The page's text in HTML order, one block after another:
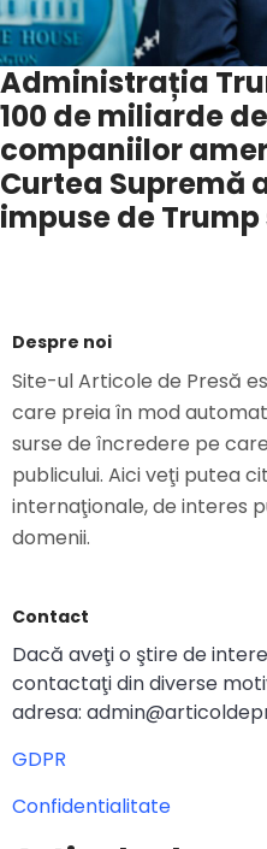
Administrația
100 de miliarde
companiilor
Curtea Supremă
impuse de
Despre noi
Site-ul Articole de Presă
care preia în mod
surse de încredere pe
publicului. Aici veţi putea
internaţionale, de interes
domenii.
Contact
Dacă aveţi o ştire de
contactaţi din diverse
adresa:
GDPR
Confidentialitate